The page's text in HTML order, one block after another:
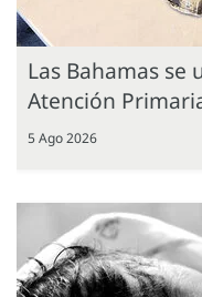
Las Bahamas se
Atención
5 Ago 2026